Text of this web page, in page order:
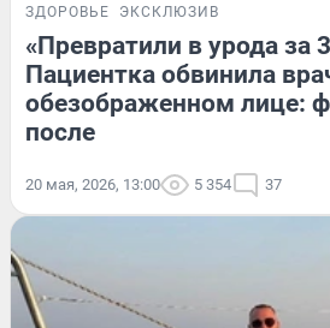
ЗДОРОВЬЕ ЭКСКЛЮЗИВ
«Превратили в урода за
Пациентка обвинила
обезображенном лице:
после
20 мая, 2026, 13:00 5 354 37